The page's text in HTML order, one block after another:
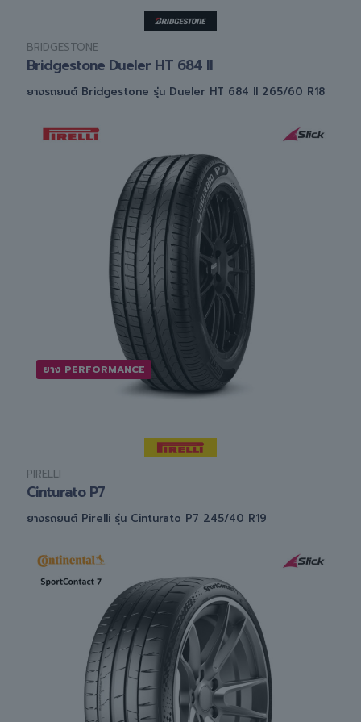
BRIDGESTONE
Bridgestone Dueler HT 684 II
ยางรถยนต์ Bridgestone รุ่น Dueler HT 684 II 265/60 R18
ยาง PERFORMANCE
PIRELLI
Cinturato P7
ยางรถยนต์ Pirelli รุ่น Cinturato P7 245/40 R19